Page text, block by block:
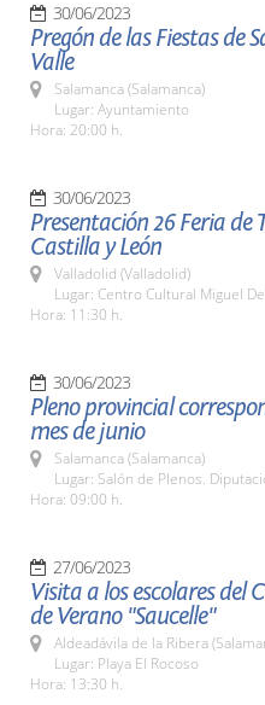
30/06/2023
Pregón de las Fiestas de
Valle
Salamanca (Salamanca)
Lugar: Ayuntamiento
Hora: 20:00 h.
30/06/2023
Presentación 26 Feria de
Castilla y León
Valladolid (Valladolid)
Lugar: Centro Cultural Miguel
Hora: 11:30 h.
30/06/2023
Pleno provincial
mes de junio
Salamanca (Salamanca)
Lugar: Salón de Plenos.
Hora: 09:00 h.
27/06/2023
Visita a los escolares del
de Verano "Saucelle"
Aldeadávila de la Ribera
Lugar: Playa El Rocoso
Hora: 13:30 h.